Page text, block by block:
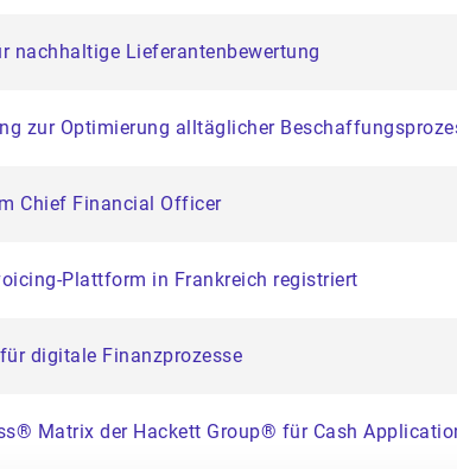
nachhaltige Lieferantenbewertung
zur Optimierung alltäglicher
Chief Financial Officer
Plattform in Frankreich registriert
digitale Finanzprozesse
Matrix der Hackett Group® für Cash